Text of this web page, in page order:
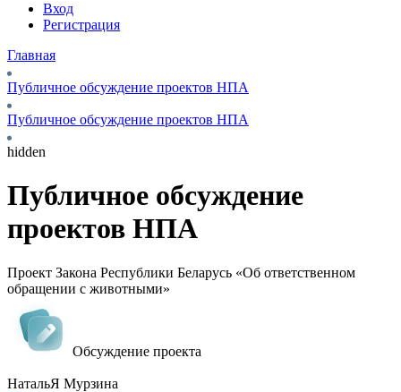
Вход
Регистрация
Главная
Публичное обсуждение проектов НПА
Публичное обсуждение проектов НПА
hidden
Публичное обсуждение
проектов НПА
Проект Закона Республики Беларусь «Об ответственном
обращении с животными»
Обсуждение проекта
НатальЯ Мурзина